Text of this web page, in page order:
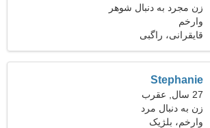
زن مجرد به دنبال شوهر
وارخم
قایقرانی، راگبی
Stephanie
27 سال, عقرب
زن به دنبال مرد
وارخم، بلژیک